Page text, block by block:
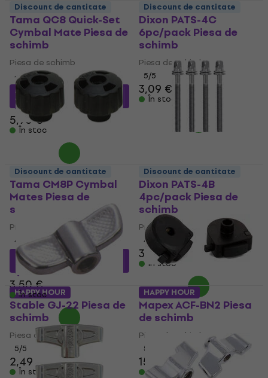
Tama QC8 Quick-Set
Cymbal Mate Piesa de
schimb
Piesa de schimb
4,4/5
5,26 €
cu codul MUZMUZ-
10
5,90 €
În stoc
Dixon PATS-4C
6pc/pack Piesa de
schimb
Piesa de schimb
5/5
3,09 €
În stoc
Discount de cantitate
Tama CM8P Cymbal
Mates Piesa de
schimb
Piesa de schimb
4,9
2,74 €
cu codulMUZMUZ-
20
3,50 €
În stoc
Discount de cantitate
Dixon PATS-4B
4pc/pack Piesa de
schimb
Piesa de schimb
4
3,39 €3,49 €
În stoc
Discount de cantitate
Stable GJ-22 Piesa de
schimb
Piesa de schimb
5/5
2,49 €
În stoc
Discount de cantitate
Mapex ACF-BN2 Piesa
de schimb
Piesa de schimb
5
15,80 €
În stoc
HAPPY HOUR HAPPY HOUR